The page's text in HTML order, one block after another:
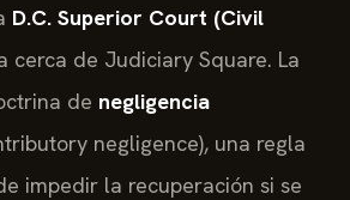
D.C. Superior Court (Civil
cerca de Judiciary Square. La
de negligencia
negligence), una regla
impedir la recuperación si se